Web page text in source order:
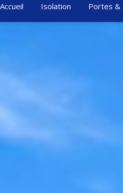
Accueil Isolation Portes &